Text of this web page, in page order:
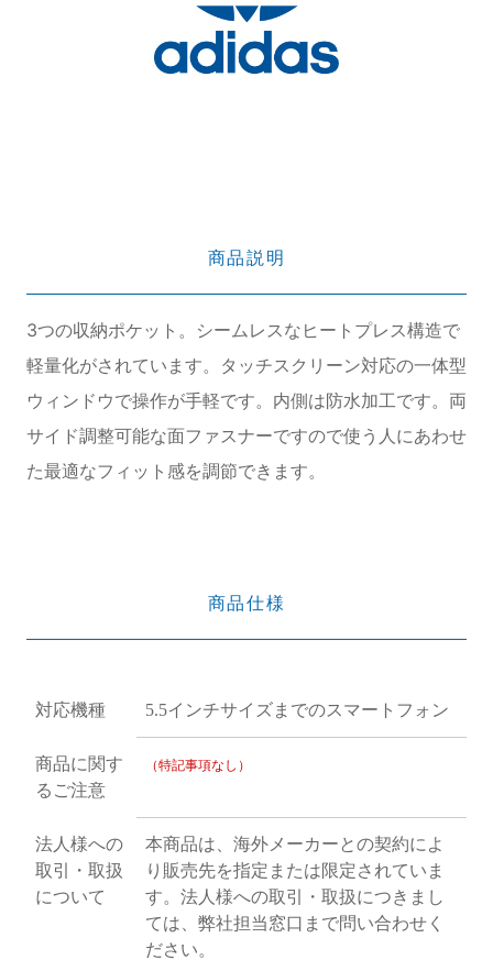
商品説明
3つの収納ポケット。シームレスなヒートプレス構造で
軽量化がされています。タッチスクリーン対応の一体型
ウィンドウで操作が手軽です。内側は防水加工です。両
サイド調整可能な面ファスナーですので使う人にあわせ
た最適なフィット感を調節できます。
商品仕様
対応機種 5.5インチサイズまでのスマートフォン
商品に関す
るご注意
（特記事項なし）
法人様への
取引・取扱
について
本商品は、海外メーカーとの契約によ
り販売先を指定または限定されていま
す。法人様への取引・取扱につきまし
ては、弊社担当窓口まで問い合わせく
ださい。